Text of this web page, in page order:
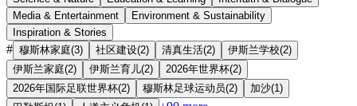
Media & Entertainment
Environment & Sustainability
Inspiration & Stories
# 穆斯林家庭(3) 社区建设(2) 清真生活(2) 伊斯兰学校(2)
伊斯兰家庭(2) 伊斯兰育儿(2) 2026年世界杯(2)
2026年国际足联世界杯(2) 穆斯林足球运动员(2) 加沙(1 )